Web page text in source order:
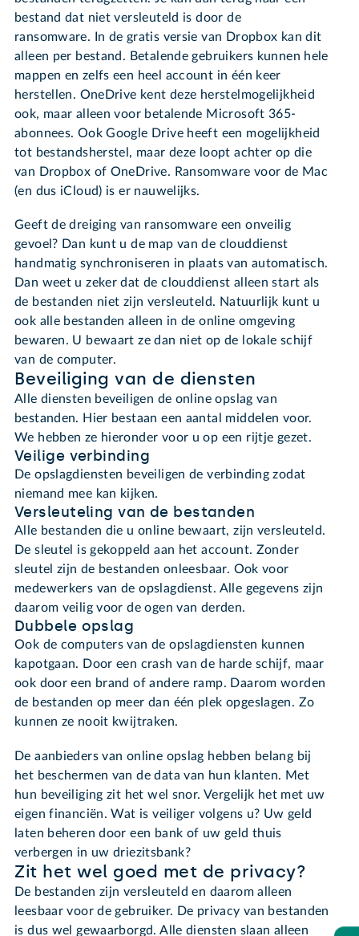
bestand dat niet versleuteld is door de
ransomware. In de gratis versie van Dropbox kan dit
alleen per bestand. Betalende gebruikers kunnen hele
mappen en zelfs een heel account in één keer
herstellen. OneDrive kent deze herstelmogelijkheid
ook, maar alleen voor betalende Microsoft 365-
abonnees. Ook Google Drive heeft een mogelijkheid
tot bestandsherstel, maar deze loopt achter op die
van Dropbox of OneDrive. Ransomware voor de Mac
(en dus iCloud) is er nauwelijks.
Geeft de dreiging van ransomware een onveilig
gevoel? Dan kunt u de map van de clouddienst
handmatig synchroniseren in plaats van automatisch.
Dan weet u zeker dat de clouddienst alleen start als
de bestanden niet zijn versleuteld. Natuurlijk kunt u
ook alle bestanden alleen in de online omgeving
bewaren. U bewaart ze dan niet op de lokale schijf
van de computer.
Beveiliging van de diensten
Alle diensten beveiligen de online opslag van
bestanden. Hier bestaan een aantal middelen voor.
We hebben ze hieronder voor u op een rijtje gezet.
Veilige verbinding
De opslagdiensten beveiligen de verbinding zodat
niemand mee kan kijken.
Versleuteling van de bestanden
Alle bestanden die u online bewaart, zijn versleuteld.
De sleutel is gekoppeld aan het account. Zonder
sleutel zijn de bestanden onleesbaar. Ook voor
medewerkers van de opslagdienst. Alle gegevens zijn
daarom veilig voor de ogen van derden.
Dubbele opslag
Ook de computers van de opslagdiensten kunnen
kapotgaan. Door een crash van de harde schijf, maar
ook door een brand of andere ramp. Daarom worden
de bestanden op meer dan één plek opgeslagen. Zo
kunnen ze nooit kwijtraken.
De aanbieders van online opslag hebben belang bij
het beschermen van de data van hun klanten. Met
hun beveiliging zit het wel snor. Vergelijk het met uw
eigen financiën. Wat is veiliger volgens u? Uw geld
laten beheren door een bank of uw geld thuis
verbergen in uw driezitsbank?
Zit het wel goed met de privacy?
De bestanden zijn versleuteld en daarom alleen
leesbaar voor de gebruiker. De privacy van bestanden
is dus wel gewaarborgd. Alle diensten slaan alleen